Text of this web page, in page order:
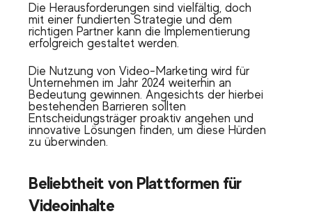
Die Herausforderungen sind vielfältig, doch
mit einer fundierten Strategie und dem
richtigen Partner kann die Implementierung
erfolgreich gestaltet werden.
Die Nutzung von Video-Marketing wird für
Unternehmen im Jahr 2024 weiterhin an
Bedeutung gewinnen. Angesichts der hierbei
bestehenden Barrieren sollten
Entscheidungsträger proaktiv angehen und
innovative Lösungen finden, um diese Hürden
zu überwinden.
Beliebtheit von Plattformen für
Videoinhalte